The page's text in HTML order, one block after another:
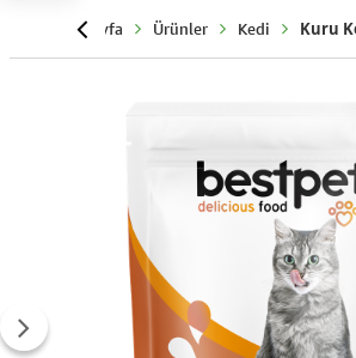
Anasayfa Ürünler Kedi Kuru